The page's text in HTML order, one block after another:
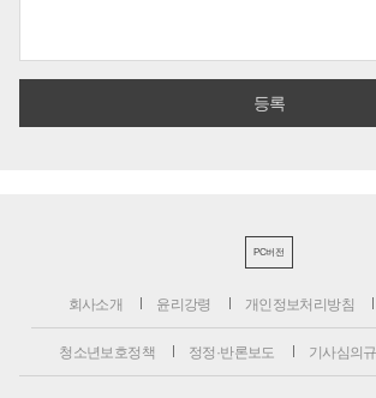
PC버전
회사소개 윤리강령 개인정보처리방침
청소년보호정책 정정·반론보도 기사심의